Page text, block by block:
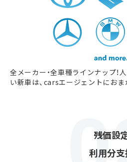
全メーカー・全車種ラインナップ！
い新車は、carsエージェントにおま
残価設
利用分支